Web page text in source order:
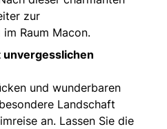
zur
Raum Macon.
unvergesslichen
und wunderbaren
Landschaft
an. Lassen Sie die